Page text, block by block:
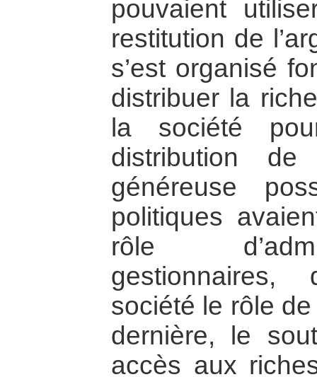
pouvaient
restitution de
s’est organisé
distribuer la
la société
distribution
généreuse
politiques
rôle
société le rôle
dernière, le
accès aux